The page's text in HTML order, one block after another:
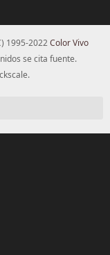
1995-2022Color Vivo
se cita fuente.